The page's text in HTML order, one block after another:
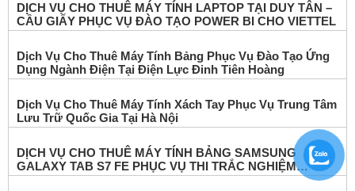
DỊCH VỤ CHO THUÊ MÁY TÍNH LAPTOP TẠI DUY TÂN –
CẦU GIẤY PHỤC VỤ ĐÀO TẠO POWER BI CHO VIETTEL
Dịch Vụ Cho Thuê Máy Tính Bảng Phục Vụ Đào Tạo Ứng
Dụng Ngành Điện Tại Điện Lực Đinh Tiên Hoàng
Dịch Vụ Cho Thuê Máy Tính Xách Tay Phục Vụ Trung Tâm
Lưu Trữ Quốc Gia Tại Hà Nội
DỊCH VỤ CHO THUÊ MÁY TÍNH BẢNG SAMSUNG
GALAXY TAB S7 FE PHỤC VỤ THI TRẮC NGHIỆM
ONLINE